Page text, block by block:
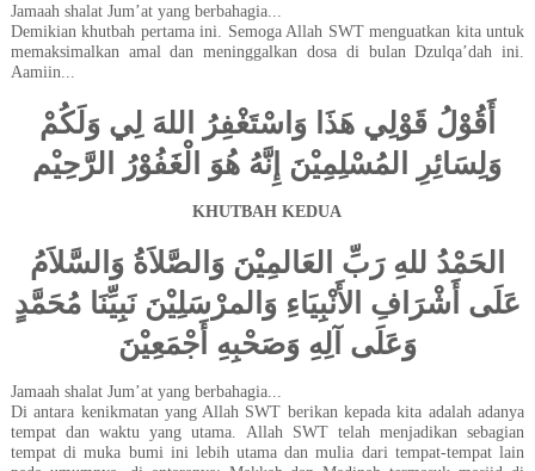
Jamaah shalat Jum’at yang berbahagia...
Demikian khutbah pertama ini. Semoga Allah SWT menguatkan kita untuk
memaksimalkan amal dan meninggalkan dosa di bulan Dzulqa’dah ini.
Aamiin...
أَقُوْلُ قَوْلِي هَذَا وَاسْتَغْفِرُ اللهَ لِي وَلَكُمْ
وَلِسَائِرِ المُسْلِمِيْنَ إِنَّهُ هُوَ الْغَفُوْرُ الرَّحِيْم
KHUTBAH KEDUA
الحَمْدُ للهِ رَبِّ العَالمِيْنَ وَالصَّلاَةُ وَالسَّلاَمُ
عَلَى أَشْرَافِ الأَنْبِيَاءِ وَالمرْسَلِيْنَ نَبِيِّنَا مُحَمَّدٍ
وَعَلَى آلِهِ وَصَحْبِهِ أَجْمَعِيْنَ
Jamaah shalat Jum’at yang berbahagia...
Di antara kenikmatan yang Allah SWT berikan kepada kita adalah adanya
tempat dan waktu yang utama. Allah SWT telah menjadikan sebagian
tempat di muka bumi ini lebih utama dan mulia dari tempat-tempat lain